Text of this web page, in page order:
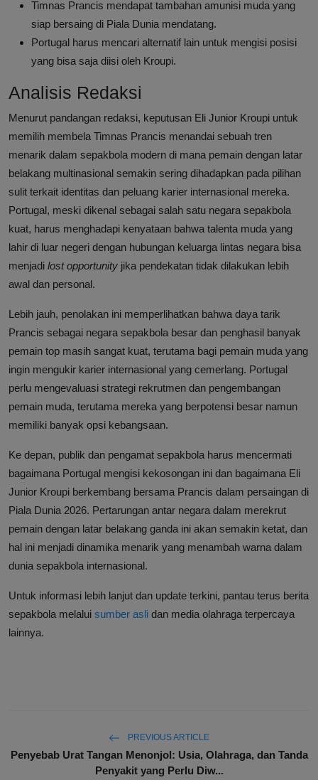
Timnas Prancis mendapat tambahan amunisi muda yang
siap bersaing di Piala Dunia mendatang.
Portugal harus mencari alternatif lain untuk mengisi posisi
yang bisa saja diisi oleh Kroupi.
Analisis Redaksi
Menurut pandangan redaksi, keputusan Eli Junior Kroupi untuk
memilih membela Timnas Prancis menandai sebuah tren
menarik dalam sepakbola modern di mana pemain dengan latar
belakang multinasional semakin sering dihadapkan pada pilihan
sulit terkait identitas dan peluang karier internasional mereka.
Portugal, meski dikenal sebagai salah satu negara sepakbola
kuat, harus menghadapi kenyataan bahwa talenta muda yang
lahir di luar negeri dengan hubungan keluarga lintas negara bisa
menjadi lost opportunity jika pendekatan tidak dilakukan lebih
awal dan personal.
Lebih jauh, penolakan ini memperlihatkan bahwa daya tarik
Prancis sebagai negara sepakbola besar dan penghasil banyak
pemain top masih sangat kuat, terutama bagi pemain muda yang
ingin mengukir karier internasional yang cemerlang. Portugal
perlu mengevaluasi strategi rekrutmen dan pengembangan
pemain muda, terutama mereka yang berpotensi besar namun
memiliki banyak opsi kebangsaan.
Ke depan, publik dan pengamat sepakbola harus mencermati
bagaimana Portugal mengisi kekosongan ini dan bagaimana Eli
Junior Kroupi berkembang bersama Prancis dalam persaingan di
Piala Dunia 2026. Pertarungan antar negara dalam merekrut
pemain dengan latar belakang ganda ini akan semakin ketat, dan
hal ini menjadi dinamika menarik yang menambah warna dalam
dunia sepakbola internasional.
Untuk informasi lebih lanjut dan update terkini, pantau terus berita
sepakbola melalui sumber asli dan media olahraga terpercaya
lainnya.
PREVIOUS ARTICLE
Penyebab Urat Tangan Menonjol: Usia, Olahraga, dan Tanda
Penyakit yang Perlu Diw...